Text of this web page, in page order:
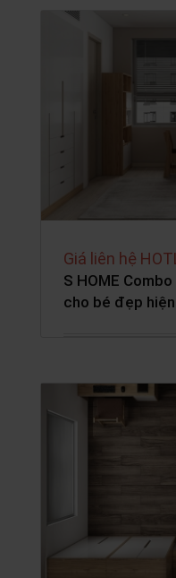
Giá liên hệ
S HOME
cho bé đẹp